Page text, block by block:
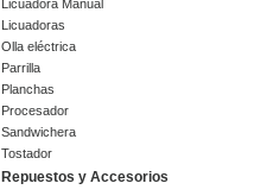
Licuadora Manual
Licuadoras
Olla eléctrica
Parrilla
Planchas
Procesador
Sandwichera
Tostador
Repuestos y Accesorios